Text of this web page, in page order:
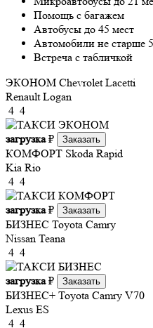
Помощь с багажем
Автобусы до 45 мест
Автомобили не старше
Встреча с табличкой
ЭКОНОМ Chevrolet Lacetti
Renault Logan
4 4
загрузка₽ Заказать
КОМФОРТ Skoda Rapid
Kia Rio
4 4
загрузка₽ Заказать
БИЗНЕС Toyota Camry
Nissan Teana
4 4
загрузка₽ Заказать
БИЗНЕС+ Toyota Camry V70
Lexus ES
4 4